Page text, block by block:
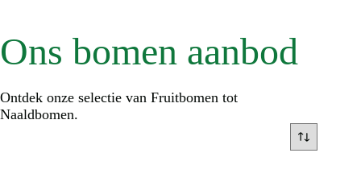
Ons bomen aanbod
Ontdek onze selectie van Fruitbomen tot
Naaldbomen.